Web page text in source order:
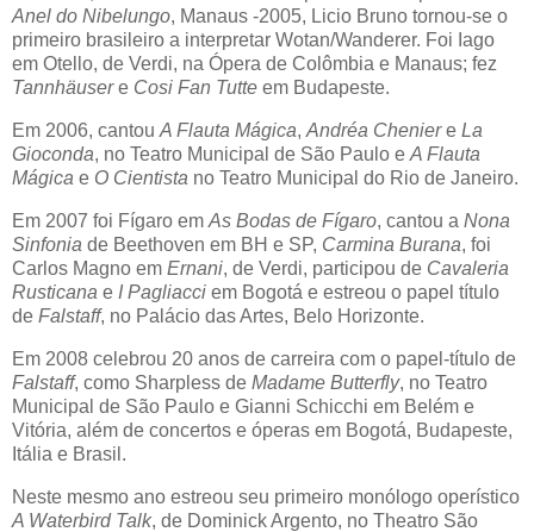
Anel do Nibelungo, Manaus -2005, Licio Bruno tornou-se o
primeiro brasileiro a interpretar Wotan/Wanderer. Foi Iago
em Otello, de Verdi, na Ópera de Colômbia e Manaus; fez
Tannhäusere Cosi Fan Tutte em Budapeste.
Em 2006, cantou A Flauta Mágica, Andréa Cheniere La
Gioconda, no Teatro Municipal de São Paulo e A Flauta
Mágica e O Cientista no Teatro Municipal do Rio de Janeiro.
Em 2007 foi Fígaro em As Bodas de Fígaro, cantou a Nona
Sinfonia de Beethoven em BH e SP, Carmina Burana, foi
Carlos Magno em Ernani, de Verdi, participou de Cavaleria
Rusticana e I Pagliacci em Bogotá e estreou o papel título
de Falstaff, no Palácio das Artes, Belo Horizonte.
Em 2008 celebrou 20 anos de carreira com o papel-título de
Falstaff, como Sharpless de Madame Butterfly, no Teatro
Municipal de São Paulo e Gianni Schicchi em Belém e
Vitória, além de concertos e óperas em Bogotá, Budapeste,
Itália e Brasil.
Neste mesmo ano estreou seu primeiro monólogo operístico
A Waterbird Talk, de Dominick Argento, no Theatro São